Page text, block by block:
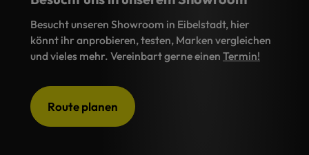
Besucht unseren Showroom in Eibelstadt, hier
könnt ihr anprobieren, testen, Marken vergleichen
und vieles mehr. Vereinbart gerne einen Termin!
Route planen